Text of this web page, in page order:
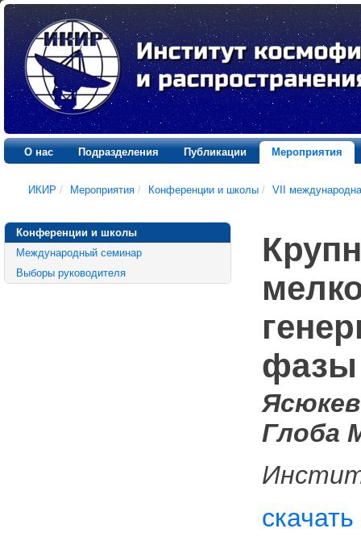
О нас Подразделения Публикации Мероприятия
ИКИР / Мероприятия / Конференции и школы / VII
Конференции и школы
Международный семинар
Выборы руководителя
фазы
Глоба
скачать